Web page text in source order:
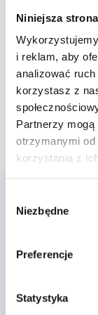
Niniejsza
i reklam, aby
analizować
korzystasz z
Partnerzy mogą
otrzymanymi
korzystania z
zgody
Niezbędne
Preferencje
Statystyka
Dowiedz się,